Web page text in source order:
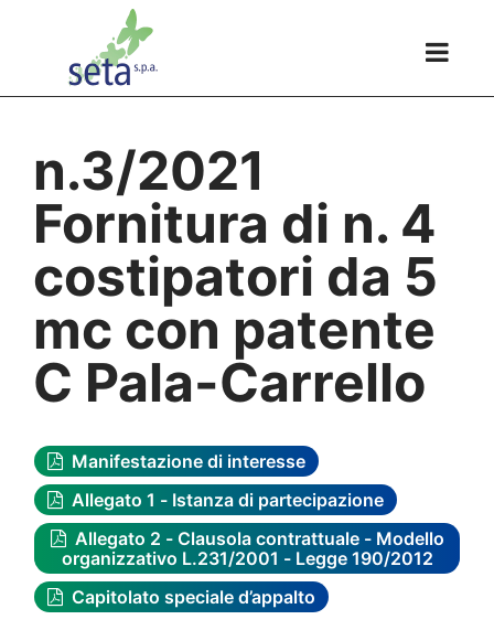
n.3/2021
Fornitura di n. 4
costipatori da 5
mc con patente
C Pala-Carrello
Manifestazione di interesse
Allegato 1 - Istanza di partecipazione
Allegato 2 - Clausola contrattuale - Modello
organizzativo L.231/2001 - Legge 190/2012
Capitolato speciale d’appalto